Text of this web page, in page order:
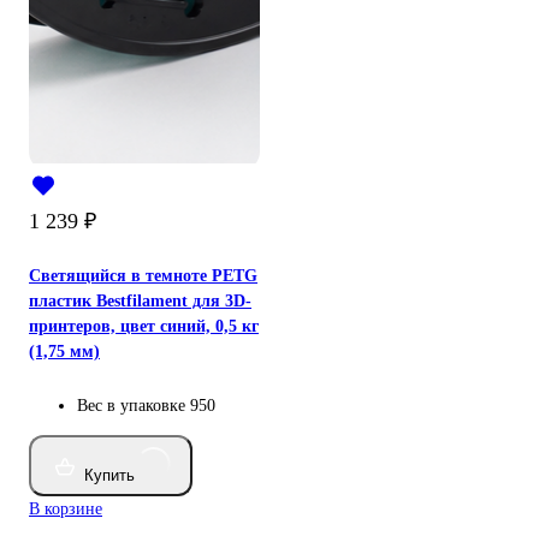
1 239 ₽
Светящийся в темноте PETG
пластик Bestfilament для 3D-
принтеров, цвет синий, 0,5 кг
(1,75 мм)
Вес в упаковке 950
Купить
В корзине